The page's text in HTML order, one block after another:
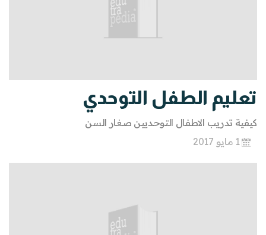
تعليم الطفل التوحدي
كيفية تدريب الاطفال التوحديين صغار السن
1 مايو 2017